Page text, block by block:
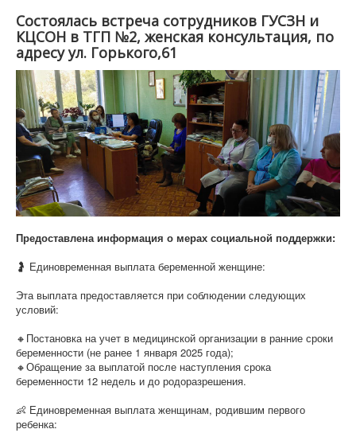
Cостоялась встреча сотрудников ГУСЗН и
КЦСОН в ТГП №2, женская консультация, по
адресу ул. Горького,61
Предоставлена информация о мерах социальной поддержки:
🤰 Единовременная выплата беременной женщине:
Эта выплата предоставляется при соблюдении следующих
условий:
🔸Постановка на учет в медицинской организации в ранние сроки
беременности (не ранее 1 января 2025 года);
🔸Обращение за выплатой после наступления срока
беременности 12 недель и до родоразрешения.
👶 Единовременная выплата женщинам, родившим первого
ребенка: